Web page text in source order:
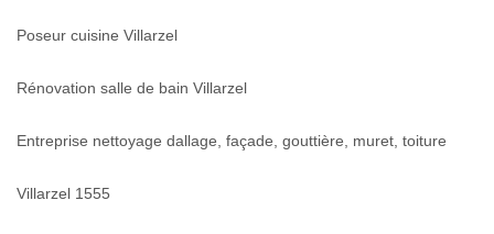
Poseur cuisine Villarzel
Rénovation salle de bain Villarzel
Entreprise nettoyage dallage, façade, gouttière, muret, toiture
Villarzel 1555